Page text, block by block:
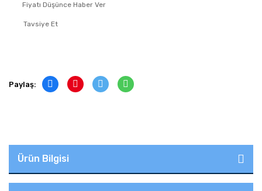
Fiyatı Düşünce Haber Ver
Tavsiye Et
Paylaş:
Ürün Bilgisi